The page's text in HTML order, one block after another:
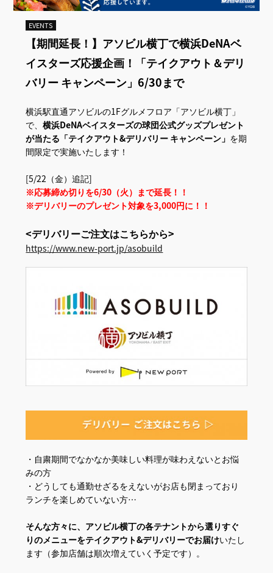
EVENTS
【期間延長！】アソビル横丁で横浜DeNAベ
イスターズ応援企画！「テイクアウト＆デリ
バリー キャンペーン」6/30まで
横浜駅直通アソビルの1Fグルメフロア「アソビル横丁」
で、横浜DeNAベイスターズの球団公式グッズプレゼント
が当たる「テイクアウト&デリバリー キャンペーン」 を期
間限定で実施いたします！
[5/22（金）追記]
※応募締め切りを6/30（火）まで延長！！
※デリバリーのプレゼント対象を3,000円に！！
<デリバリーご注文はこちらから>
https://www.new-port.jp/asobuild
・自粛期間でなかなか美味しい料理が味わえないとお悩
みの方
・どうしても通勤せざるをえないがお店も閉まっており
ランチを楽しめていない方…
そんな方々に、アソビル横丁の各テナントから選りすぐ
りのメニューをテイクアウト&デリバリーでお届けいたし
ます（参加店舗は順次増えていく予定です）。